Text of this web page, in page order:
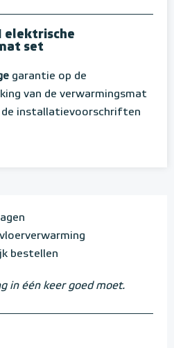
elektrische
set
garantie op de
van de verwarmingsmat
de installatievoorschriften
bestellen
in één keer goed moet.